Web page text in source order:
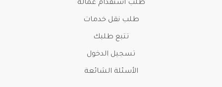
طلب استقدام عمالة
طلب نقل خدمات
تتبع طلبك
تسجيل الدخول
الأسئلة الشائعة